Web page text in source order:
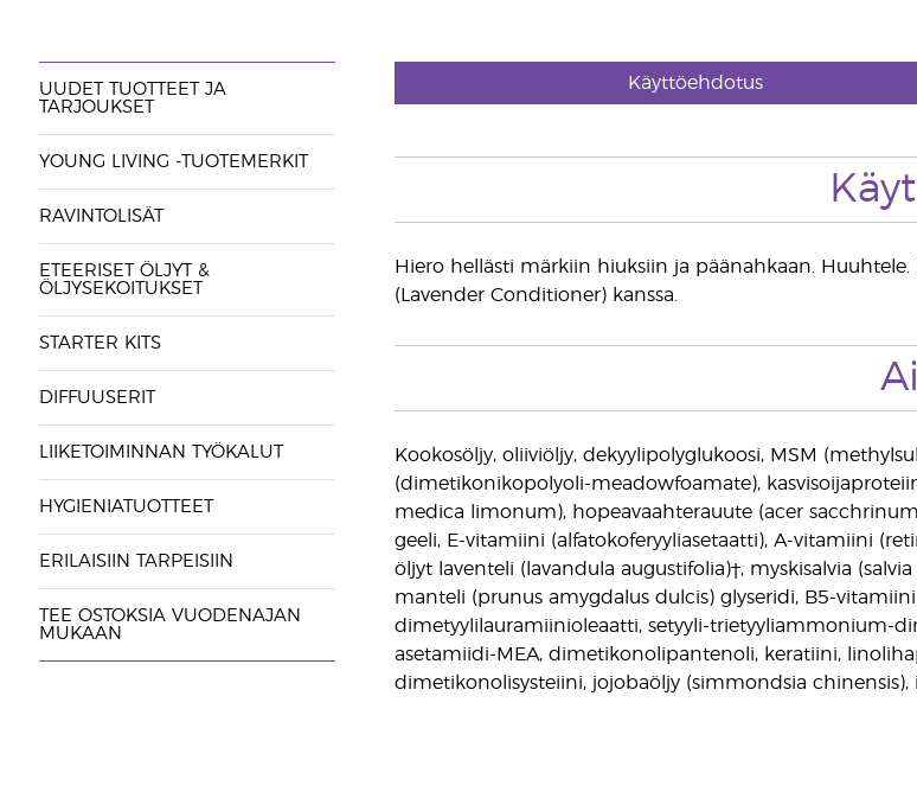
UUDET TUOTTEET JA
TARJOUKSET
YOUNG LIVING -TUOTEMERKIT
RAVINTOLISÄT
ETEERISET ÖLJYT &
ÖLJYSEKOITUKSET
STARTER KITS
DIFFUUSERIT
LIIKETOIMINNAN TYÖKALUT
HYGIENIATUOTTEET
ERILAISIIN TARPEISIIN
TEE OSTOKSIA VUODENAJAN
MUKAAN
Käyttöehdotus
Hiero hellästi märkiin hiuksiin ja päänahkaan.
(Lavender Conditioner) kanssa.
Kookosöljy, oliiviöljy, dekyylipolyglukoosi, MSM
(dimetikonikopolyoli-meadowfoamate),
medica limonum), hopeavaahterauute (acer
geeli, E-vitamiini (alfatokoferyyliasetaatti), A-vitamiini
öljyt laventeli (lavandula augustifolia)†, myskisalvia
manteli (prunus amygdalus dulcis) glyseridi, B5-
dimetyylilauramiinioleaatti, setyyli-trietyyliammonium-
asetamiidi-MEA, dimetikonolipantenoli, keratiini,
dimetikonolisysteiini, jojobaöljy (simmondsia chinensis),